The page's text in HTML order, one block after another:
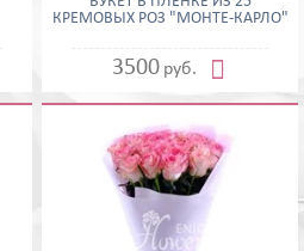
КРЕМОВЫХ РОЗ "МОНТЕ-КАРЛО"
3500 руб. 